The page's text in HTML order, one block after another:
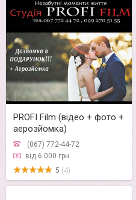
PROFI Film (відео + фото +
аерозйомка)
(067) 772-44-72
від 6 000 грн.
5 (4)